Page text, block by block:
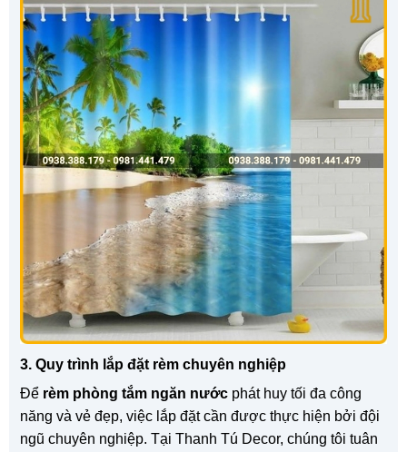
3. Quy trình lắp đặt rèm chuyên nghiệp
Để rèm phòng tắm ngăn nước phát huy tối đa công
năng và vẻ đẹp, việc lắp đặt cần được thực hiện bởi đội
ngũ chuyên nghiệp. Tại Thanh Tú Decor, chúng tôi tuân